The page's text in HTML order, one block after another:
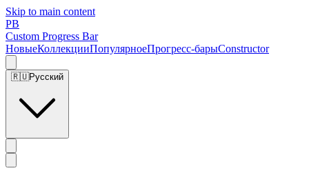
Skip to main content
PB
Custom Progress Bar
НовыеКоллекцииПопулярноеПрогресс-барыConstructor
🇷🇺Русский